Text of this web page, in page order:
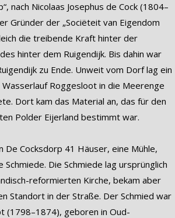
nach Nicolaas Josephus de Cock (1804–
Gründer der „Sociëteit van Eigendom
die treibende Kraft hinter der
hinter dem Ruigendijk. Bis dahin war
zu Ende. Unweit vom Dorf lag ein
Roggesloot in die Meerenge
Dort kam das Material an, das für den
Polder Eijerland bestimmt war.
De Cocksdorp 41 Häuser, eine Mühle,
Schmiede. Die Schmiede lag ursprünglich
reformierten Kirche, bekam aber
Standort in der Straße. Der Schmied war
(1798–1874), geboren in Oud-